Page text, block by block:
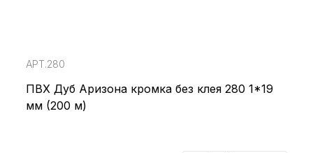
АРТ.280
ПВХ Дуб Аризона кромка без клея 280 1*19
мм (200 м)